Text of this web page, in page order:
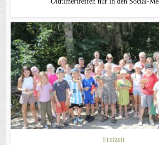
Freizeit